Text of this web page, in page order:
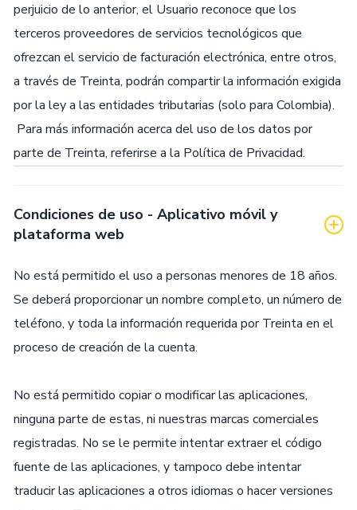
perjuicio de lo anterior, el Usuario reconoce que los
terceros proveedores de servicios tecnológicos que
ofrezcan el servicio de facturación electrónica, entre otros,
a través de Treinta, podrán compartir la información exigida
por la ley a las entidades tributarias (solo para Colombia).
Para más información acerca del uso de los datos por
parte de Treinta, referirse a la Política de Privacidad.
Condiciones de uso - Aplicativo móvil y
plataforma web
No está permitido el uso a personas menores de 18 años.
Se deberá proporcionar un nombre completo, un número de
teléfono, y toda la información requerida por Treinta en el
proceso de creación de la cuenta.
No está permitido copiar o modificar las aplicaciones,
ninguna parte de estas, ni nuestras marcas comerciales
registradas. No se le permite intentar extraer el código
fuente de las aplicaciones, y tampoco debe intentar
traducir las aplicaciones a otros idiomas o hacer versiones